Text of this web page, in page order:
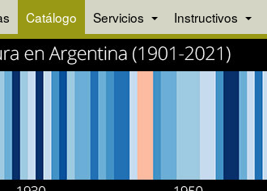
Catálogo Servicios Instructivos